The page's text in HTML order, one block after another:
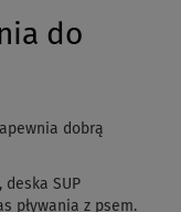
do
dobrą
SUP
pływania z psem.